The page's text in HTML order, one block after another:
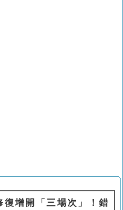
復增開「三場次」！錯